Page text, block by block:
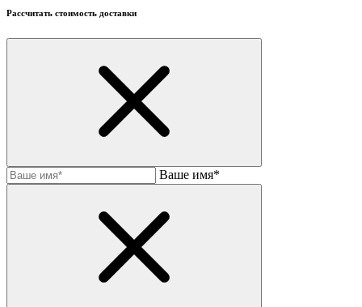
Рассчитать стоимость доставки
Ваше имя*